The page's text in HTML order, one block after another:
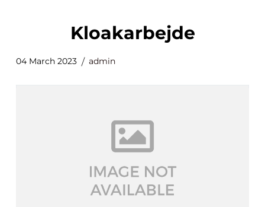
Kloakarbejde
04 March 2023 admin